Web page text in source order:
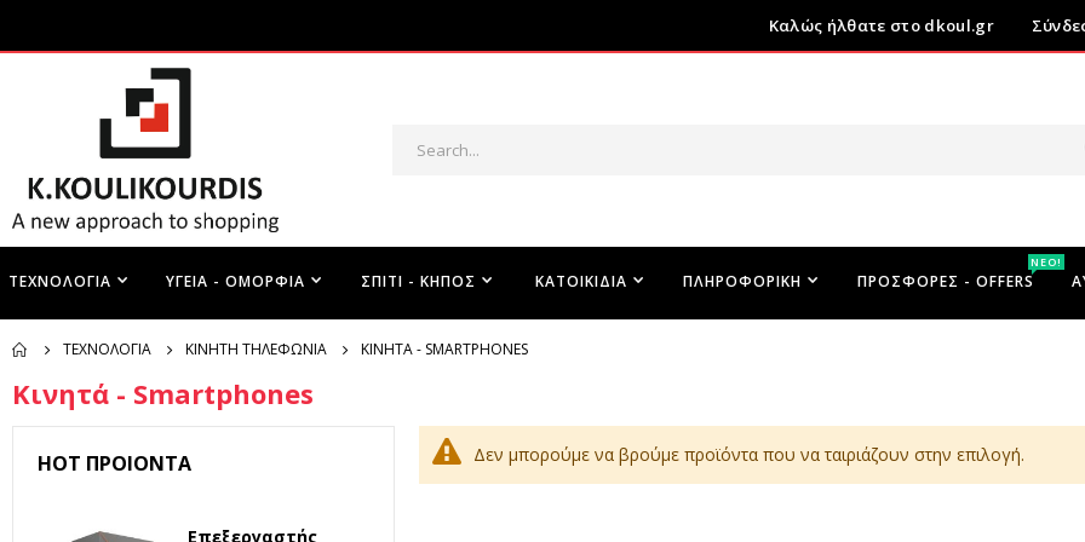
Καλώς ήλθατε στο dkoul.gr
ΚΑΤΟΙΚΊΔΙΑ
ΤΕΧΝΟΛΟΓΊΑ ΥΓΕΊΑ - ΟΜΟΡΦΙΆ ΠΛΗΡΟΦΟΡΙΚΉ
ΣΠΊΤΙ - ΚΉΠΟΣ ΠΡΟΣΦΟΡΕΣ - OFFERS
ΝΕΟ!
ΤΕΧΝΟΛΟΓΊΑ ΚΙΝΗΤΉ ΤΗΛΕΦΩΝΊΑ ΚΙΝΗΤΆ - SMARTPHONES
Κινητά - Smartphones
Δεν μπορούμε να βρούμε προϊόντα που να ταιριάζουν στην επιλογή.
HOT ΠΡΟΙΌΝΤΑ
Επεξεργαστής